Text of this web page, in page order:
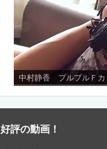
好評の動画！